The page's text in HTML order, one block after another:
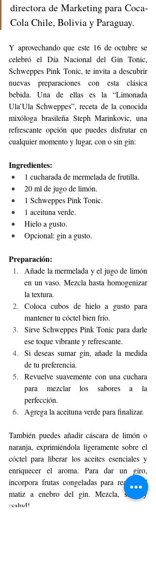
directora de Marketing para Coca-
Cola Chile, Bolivia y Paraguay.
Y aprovechando que este 16 de octubre se
celebró el Día Nacional del Gin Tonic,
Schweppes Pink Tonic, te invita a descubrir
nuevas preparaciones con esta clásica
bebida. Una de ellas es la “Limonada
Ula’Ula Schweppes”, receta de la conocida
mixóloga brasileña Steph Marinkovic, una
refrescante opción que puedes disfrutar en
cualquier momento y lugar, con o sin gin:
Ingredientes:
1 cucharada de mermelada de frutilla.
20 ml de jugo de limón.
1 Schweppes Pink Tonic.
1 aceituna verde.
Hielo a gusto.
Opcional: gin a gusto.
Preparación:
Añade la mermelada y el jugo de limón
en un vaso. Mezcla hasta homogenizar
la textura.
Coloca cubos de hielo a gusto para
mantener tu cóctel bien frío.
Sirve Schweppes Pink Tonic para darle
ese toque vibrante y refrescante.
Si deseas sumar gin, añade la medida
de tu preferencia.
Revuelve suavemente con una cuchara
para mezclar los sabores a la
perfección.
Agrega la aceituna verde para finalizar.
También puedes añadir cáscara de limón o
naranja, exprimiéndola ligeramente sobre el
cóctel para liberar los aceites esenciales y
enriquecer el aroma. Para dar un giro,
incorpora frutas congeladas para realzar el
matiz a enebro del gin. Mezcla, sirve y
¡salud!